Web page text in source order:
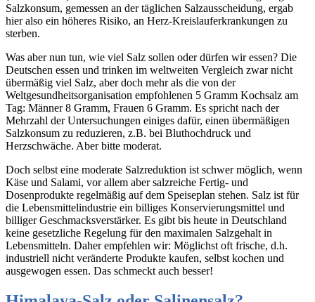
Salzkonsum, gemessen an der täglichen Salzausscheidung, ergab
hier also ein höheres Risiko, an Herz-Kreislauferkrankungen zu
sterben.
Was aber nun tun, wie viel Salz sollen oder dürfen wir essen? Die
Deutschen essen und trinken im weltweiten Vergleich zwar nicht
übermäßig viel Salz, aber doch mehr als die von der
Weltgesundheitsorganisation empfohlenen 5 Gramm Kochsalz am
Tag: Männer 8 Gramm, Frauen 6 Gramm. Es spricht nach der
Mehrzahl der Untersuchungen einiges dafür, einen übermäßigen
Salzkonsum zu reduzieren, z.B. bei Bluthochdruck und
Herzschwäche. Aber bitte moderat.
Doch selbst eine moderate Salzreduktion ist schwer möglich, wenn
Käse und Salami, vor allem aber salzreiche Fertig- und
Dosenprodukte regelmäßig auf dem Speiseplan stehen. Salz ist für
die Lebensmittelindustrie ein billiges Konservierungsmittel und
billiger Geschmacksverstärker. Es gibt bis heute in Deutschland
keine gesetzliche Regelung für den maximalen Salzgehalt in
Lebensmitteln. Daher empfehlen wir: Möglichst oft frische, d.h.
industriell nicht veränderte Produkte kaufen, selbst kochen und
ausgewogen essen. Das schmeckt auch besser!